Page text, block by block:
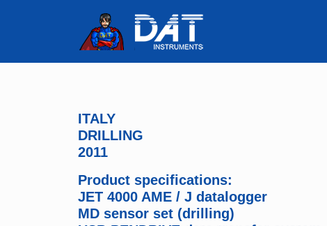
ITALY
DRILLING
2011
Product specifications:
JET 4000 AME / J datalogger
MD sensor set (drilling)